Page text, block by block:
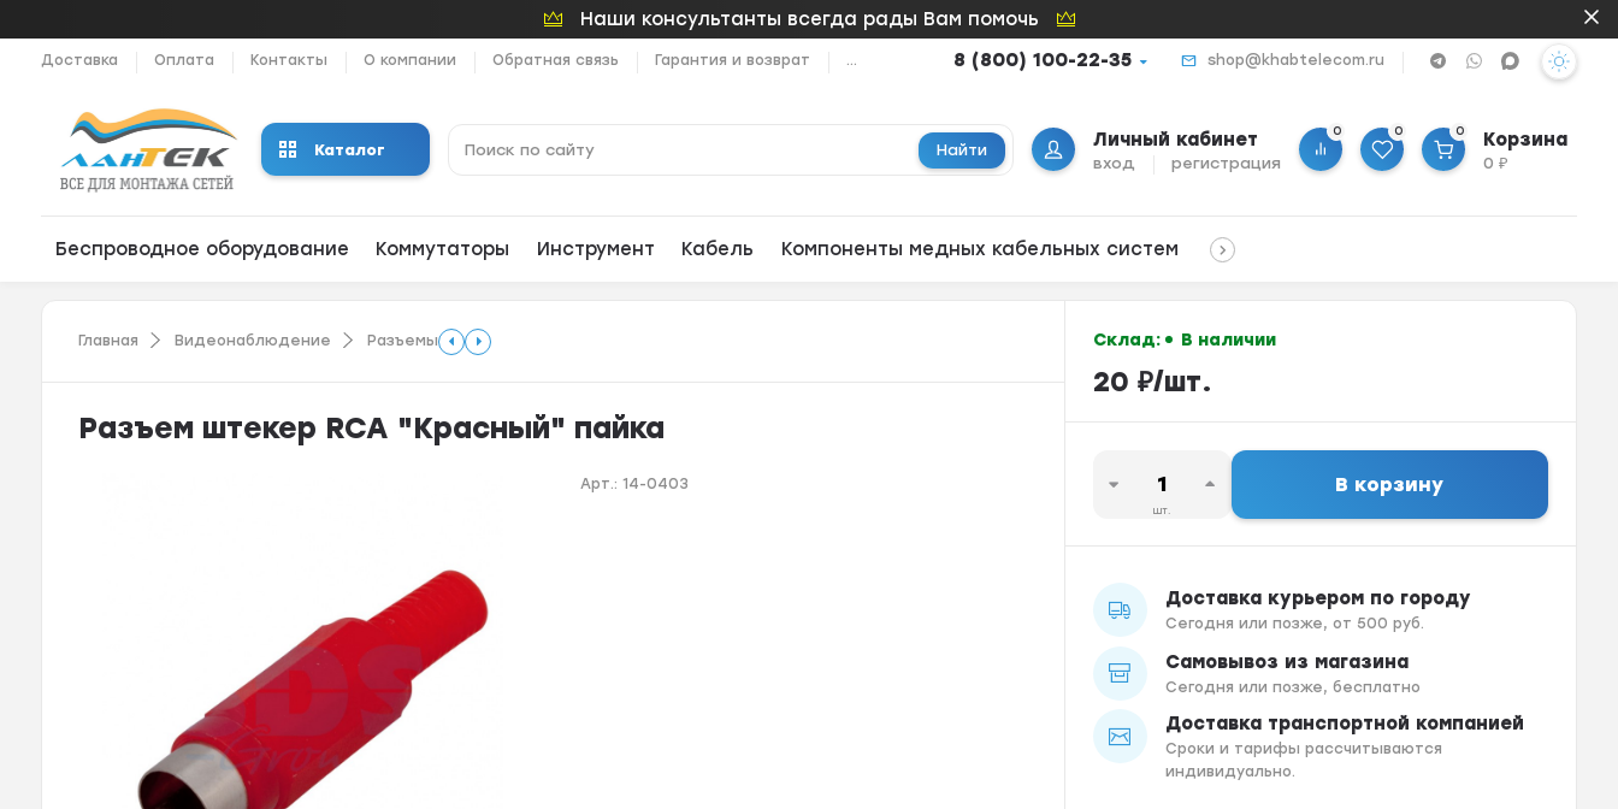
Наши консультанты всегда рады Вам помочь
Доставка Оплата Контакты О компании Обратная связь Гарантия и возврат ... 8 (800) 100-22-35 shop@khabtelecom.ru
Каталог Найти Личный кабинет
вход регистрация
0 0 0 Корзина
0₽
Беспроводное оборудование Коммутаторы Инструмент Кабель Компоненты медных кабельных систем
Главная Видеонаблюдение Разъемы
Разъем штекер RCA "Красный" пайка
Арт.:14-0403
Склад: В наличии
20 ₽/шт.
шт.
В корзину
Доставка курьером по городу
Сегодня или позже, от 500 руб.
Самовывоз из магазина
Сегодня или позже, бесплатно
Доставка транспортной компанией
Сроки и тарифы рассчитываются
индивидуально.